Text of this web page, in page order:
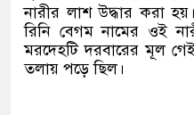
নারীর লাশ উদ্ধার করা
রিনি বেগম নামের ওই
মরদেহটি দরবারের মূল
তলায় পড়ে ছিল।